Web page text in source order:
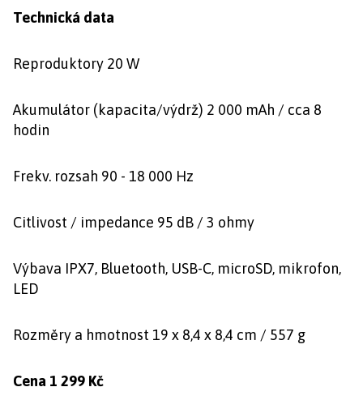
Technická data
Reproduktory 20 W
Akumulátor (kapacita/výdrž) 2 000 mAh / cca 8
hodin
Frekv. rozsah 90 - 18 000 Hz
Citlivost / impedance 95 dB / 3 ohmy
Výbava IPX7, Bluetooth, USB-C, microSD, mikrofon,
LED
Rozměry a hmotnost 19 x 8,4 x 8,4 cm / 557 g
Cena 1 299 Kč